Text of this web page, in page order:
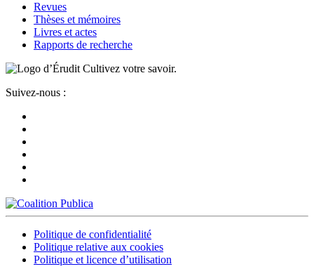
Revues
Thèses et mémoires
Livres et actes
Rapports de recherche
Cultivez votre savoir.
Suivez-nous :
Politique de confidentialité
Politique relative aux cookies
Politique et licence d’utilisation